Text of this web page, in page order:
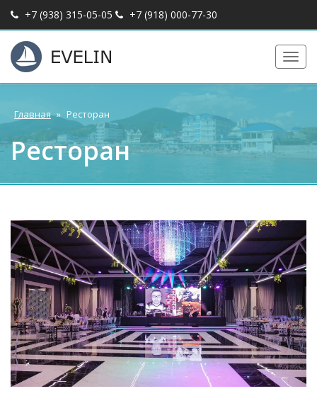
+7 (938) 315-05-05 +7 (918) 000-77-30
Главная » Ресторан
Ресторан